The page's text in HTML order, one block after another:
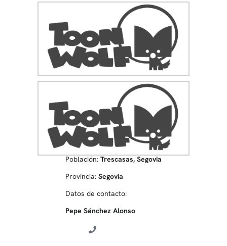
Población: Trescasas, Segovia
Provincia: Segovia
Datos de contacto:
Pepe Sánchez Alonso